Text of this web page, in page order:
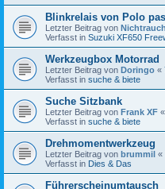
Blinkrelais von Polo
Letzter Beitrag von
Verfasst in Suzuki XF650
Werkzeugbox Motorrad
Letzter Beitrag von Doringo «
Verfasst in suche & biete
Suche Sitzbank
Letzter Beitrag von Frank XF «
Verfasst in suche & biete
Drehmomentwerkzeug
Letzter Beitrag von brummil «
Verfasst in Dies & Das
Führerscheinumtausch